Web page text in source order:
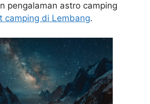
pengalaman astro camping
camping di Lembang.